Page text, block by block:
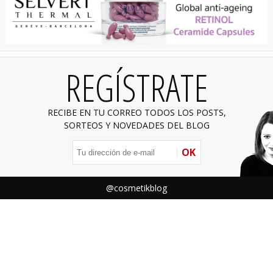
REGÍSTRATE
RECIBE EN TU CORREO TODOS LOS POSTS,
SORTEOS Y NOVEDADES DEL BLOG
OK
@cosmetikblog